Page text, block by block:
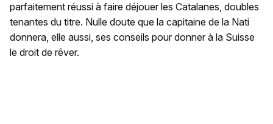
parfaitement réussi à faire déjouer les Catalanes, doubles
tenantes du titre. Nulle doute que la capitaine de la Nati
donnera, elle aussi, ses conseils pour donner à la Suisse
le droit de rêver.